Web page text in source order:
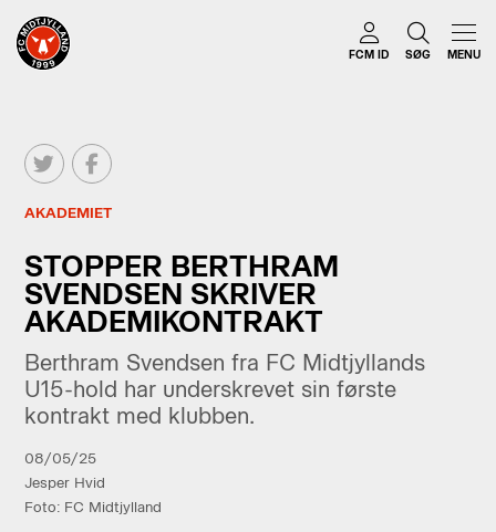
FCM ID SØG MENU
AKADEMIET
STOPPER BERTHRAM
SVENDSEN SKRIVER
AKADEMIKONTRAKT
Berthram Svendsen fra FC Midtjyllands
U15-hold har underskrevet sin første
kontrakt med klubben.
08/05/25
Jesper Hvid
Foto: FC Midtjylland